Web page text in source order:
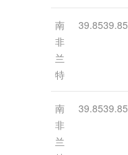
南
非
兰
特
39.8539.85
南
非
兰
39.8539.85